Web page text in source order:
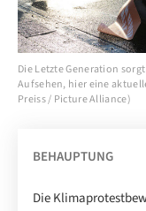
Die Letzte Generation
Aufsehen, hier eine
Preiss / Picture Alliance)
BEHAUPTUNG
Die